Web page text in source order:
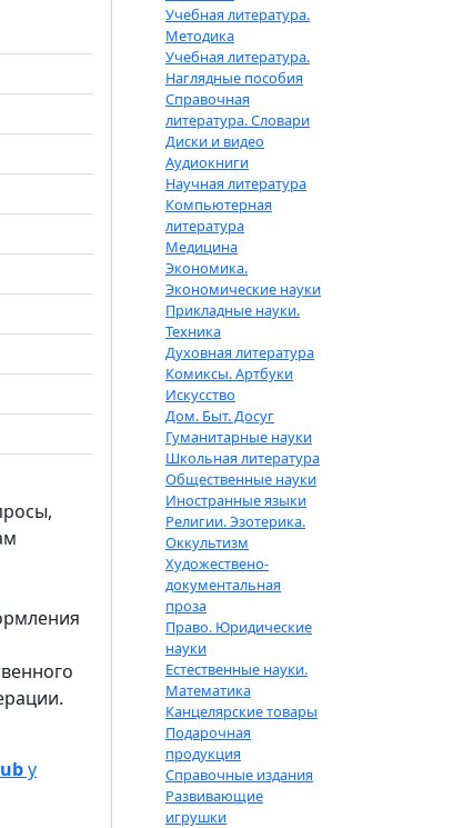
у
Учебная литература.
Методика
Учебная литература.
Наглядные пособия
Справочная
литература. Словари
Диски и видео
Аудиокниги
Научная литература
Компьютерная
литература
Медицина
Экономика.
Экономические науки
Прикладные науки.
Техника
Духовная литература
Комиксы. Артбуки
Искусство
Дом. Быт. Досуг
Гуманитарные науки
Школьная литература
Общественные науки
Иностранные языки
Религии. Эзотерика.
Оккультизм
Художествено-
документальная
проза
Право. Юридические
науки
Естественные науки.
Математика
Канцелярские товары
Подарочная
продукция
Справочные издания
Развивающие
игрушки